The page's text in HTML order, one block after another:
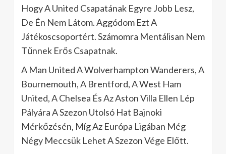
Hogy A United Csapatának Egyre Jobb Lesz,
De Én Nem Látom. Aggódom Ezt A
Játékoscsoportért. Számomra Mentálisan Nem
Tűnnek Erős Csapatnak.
A Man United A Wolverhampton Wanderers, A
Bournemouth, A Brentford, A West Ham
United, A Chelsea És Az Aston Villa Ellen Lép
Pályára A Szezon Utolsó Hat Bajnoki
Mérkőzésén, Míg Az Európa Ligában Még
Négy Meccsük Lehet A Szezon Vége Előtt.